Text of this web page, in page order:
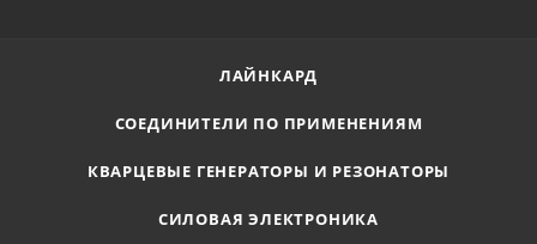
ЛАЙНКАРД
СОЕДИНИТЕЛИ ПО ПРИМЕНЕНИЯМ
КВАРЦЕВЫЕ ГЕНЕРАТОРЫ И РЕЗОНАТОРЫ
СИЛОВАЯ ЭЛЕКТРОНИКА